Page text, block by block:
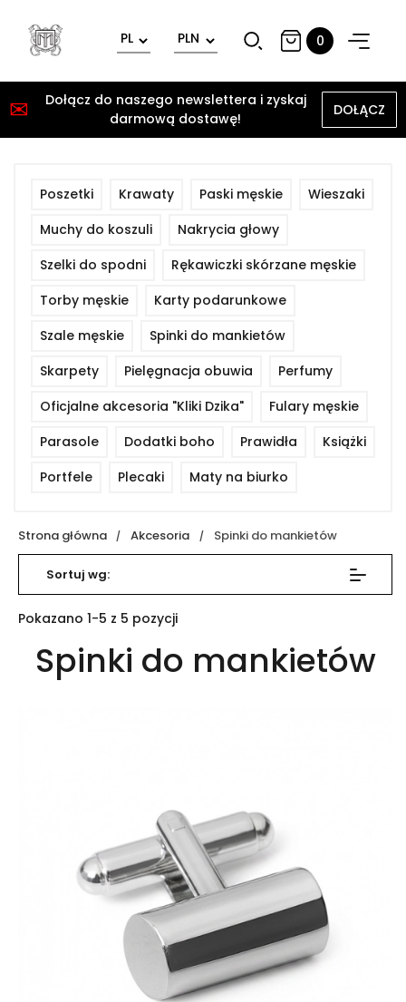
0
Poszetki Krawaty Paski męskie
Wieszaki
Muchy do koszuli
Nakrycia głowy
Szelki do spodni
Rękawiczki skórzane męskie
Torby męskie
Karty podarunkowe
Szale męskie
Spinki do mankietów
Skarpety
Pielęgnacja obuwia
Perfumy
Oficjalne akcesoria "Kliki Dzika"
Fulary męskie
Parasole
Dodatki boho Prawidła
Książki
Portfele
Plecaki Maty na biurko
Strona główna Akcesoria Spinki do mankietów
Sortuj wg:
Pokazano 1-5 z 5 pozycji
Spinki do mankietów
✉
Dołącz do naszego newslettera i zyskaj
darmową dostawę!
DOŁĄCZ